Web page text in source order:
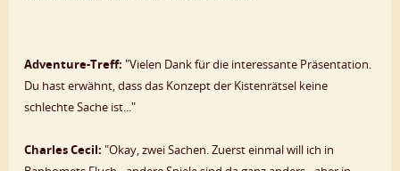
Adventure-Treff: "Vielen Dank für die interessante Präsentation.
Du hast erwähnt, dass das Konzept der Kistenrätsel keine
schlechte Sache ist..."
Charles Cecil: "Okay, zwei Sachen. Zuerst einmal will ich in